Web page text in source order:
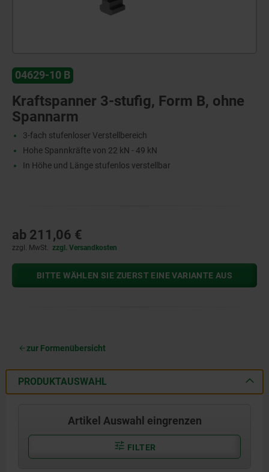
04629-10 B
Kraftspanner 3-stufig, Form B, ohne
Spannarm
3-fach stufenloser Verstellbereich
Hohe Spannkräfte von 22 kN - 49 kN
In Höhe und Länge stufenlos verstellbar
ab 211,06 €
zzgl. MwSt. zzgl. Versandkosten
BITTE WÄHLEN SIE ZUERST EINE VARIANTE AUS
zur Formenübersicht
PRODUKTAUSWAHL
Artikel Auswahl eingrenzen
FILTER